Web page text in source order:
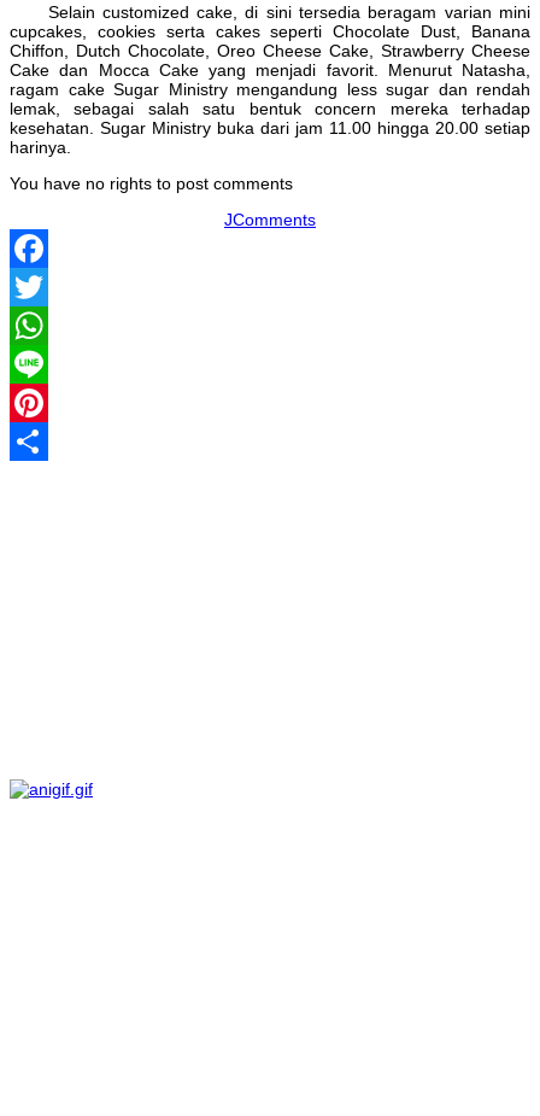
Selain customized cake, di sini tersedia beragam varian mini
cupcakes, cookies serta cakes seperti Chocolate Dust, Banana
Chiffon, Dutch Chocolate, Oreo Cheese Cake, Strawberry Cheese
Cake dan Mocca Cake yang menjadi favorit. Menurut Natasha,
ragam cake Sugar Ministry mengandung less sugar dan rendah
lemak, sebagai salah satu bentuk concern mereka terhadap
kesehatan. Sugar Ministry buka dari jam 11.00 hingga 20.00 setiap
harinya.
You have no rights to post comments
JComments
Facebook
Twitter
WhatsApp
Line
Pinterest